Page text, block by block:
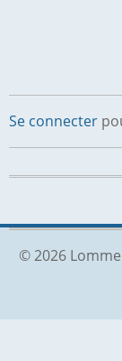
Se connecter
© 2026